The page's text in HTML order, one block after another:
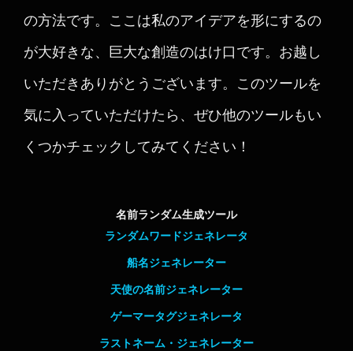
の方法です。ここは私のアイデアを形にするの
が大好きな、巨大な創造のはけ口です。お越し
いただきありがとうございます。このツールを
気に入っていただけたら、ぜひ他のツールもい
くつかチェックしてみてください！
名前ランダム生成ツール
ランダムワードジェネレータ
船名ジェネレーター
天使の名前ジェネレーター
ゲーマータグジェネレータ
ラストネーム・ジェネレーター